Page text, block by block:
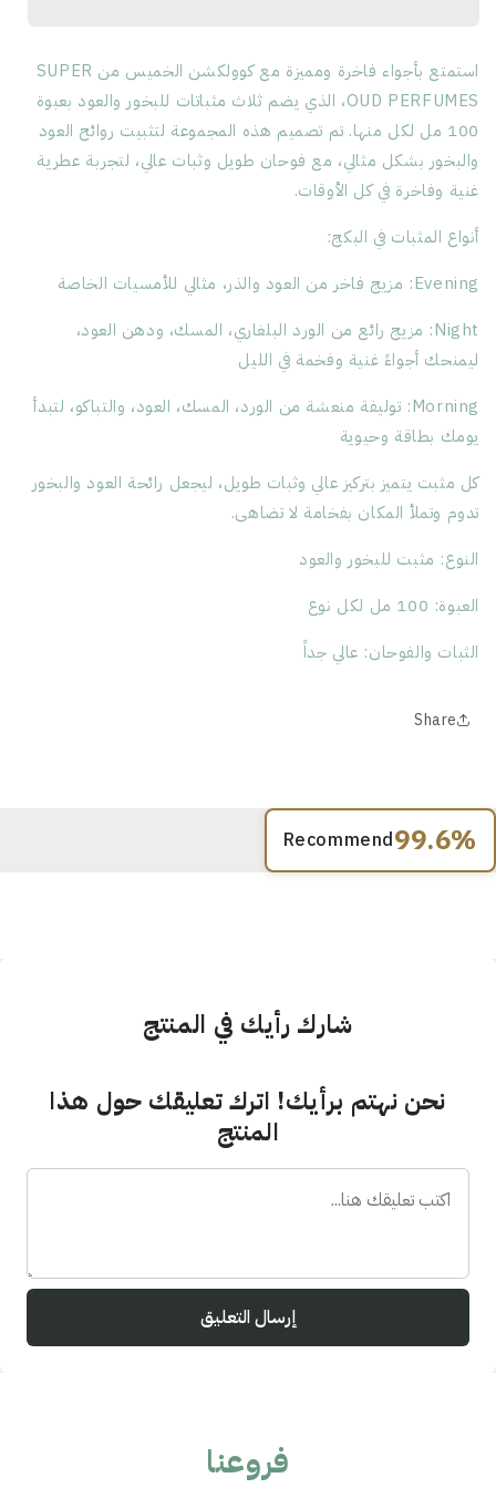
استمتع بأجواء فاخرة ومميزة مع كوولكشن الخميس من SUPER
OUD PERFUMES، الذي يضم ثلاث مثباتات للبخور والعود بعبوة
100 مل لكل منها. تم تصميم هذه المجموعة لتثبيت روائح العود
والبخور بشكل مثالي، مع فوحان طويل وثبات عالي، لتجربة عطرية
غنية وفاخرة في كل الأوقات.
أنواع المثبات في البكج:
Evening: مزيج فاخر من العود والذر، مثالي للأمسيات الخاصة
Night: مزيج رائع من الورد البلغاري، المسك، ودهن العود،
ليمنحك أجواءً غنية وفخمة في الليل
Morning: توليفة منعشة من الورد، المسك، العود، والتباكو، لتبدأ
يومك بطاقة وحيوية
كل مثبت يتميز بتركيز عالي وثبات طويل، ليجعل رائحة العود والبخور
تدوم وتملأ المكان بفخامة لا تضاهى.
النوع: مثبت للبخور والعود
العبوة: 100 مل لكل نوع
الثبات والفوحان: عالي جداً
Share
99.6%
Recommend
شارك رأيك في المنتج
نحن نهتم برأيك! اترك تعليقك حول هذا
المنتج
إرسال التعليق
فروعنا